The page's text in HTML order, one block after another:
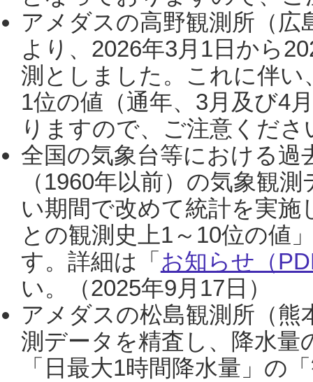
アメダスの高野観測所（
より、2026年3月1日から
測としました。これに伴い
1位の値（通年、3月及び4
りますので、ご注意くだ
全国の気象台等における過
（1960年以前）の気象観
い期間で改めて統計を実
との観測史上1～10位の値
す。詳細は「 お知らせ（
い。（2025年9月17日）
アメダスの松島観測所（熊
測データを精査し、降水
「日最大1時間降水量」の